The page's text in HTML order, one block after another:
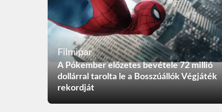
Filmipar
A Pókember előzetes bevétele 72 millió
dollárral tarolta le a Bosszúállók Végjáték
rekordját